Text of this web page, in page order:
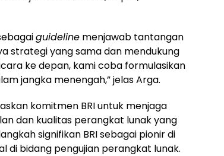
guideline menjawab tantangan
strategi yang sama dan mendukung
ke depan, kami coba formulasikan
jangka menengah,” jelas Arga.
komitmen BRI untuk menjaga
dan kualitas perangkat lunak yang
signifikan BRI sebagai pionir di
di bidang pengujian perangkat lunak.